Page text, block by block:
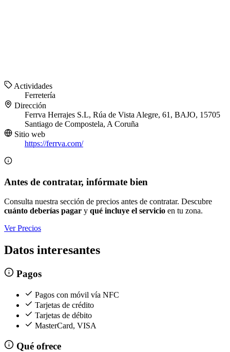
Actividades
Ferretería
Dirección
Ferrva Herrajes S.L, Rúa de Vista Alegre, 61, BAJO, 15705
Santiago de Compostela, A Coruña
Sitio web
https://ferrva.com/
Antes de contratar, infórmate bien
Consulta nuestra sección de precios antes de contratar. Descubre
cuánto deberías pagar y qué incluye el servicio en tu zona.
Ver Precios
Datos interesantes
Pagos
Pagos con móvil vía NFC
Tarjetas de crédito
Tarjetas de débito
MasterCard, VISA
Qué ofrece